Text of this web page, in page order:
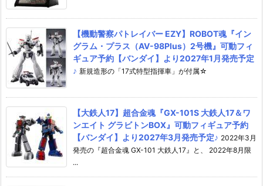
【機動警察パトレイバー EZY】ROBOT魂『イン
グラム・プラス（AV-98Plus）2号機』可動フィ
ギュア予約【バンダイ】より2027年1月発売予定
♪ 新規造形の「17式特型指揮車」が付属☆
【大鉄人17】超合金魂『GX-101S 大鉄人17＆ワ
ンエイト グラビトンBOX』可動フィギュア予約
【バンダイ】より2027年3月発売予定♪ 2022年3月
発売の『超合金魂 GX-101 大鉄人17』と、 2022年8月限
...